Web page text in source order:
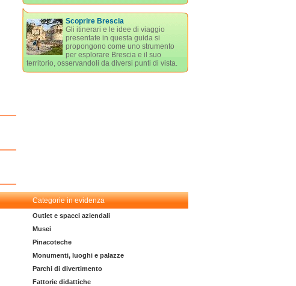
Scoprire Brescia
Gli itinerari e le idee di viaggio
presentate in questa guida si
propongono come uno strumento
per esplorare Brescia e il suo
territorio, osservandoli da diversi punti di vista.
Categorie in evidenza
Outlet e spacci aziendali
Musei
Pinacoteche
Monumenti, luoghi e palazze
Parchi di divertimento
Fattorie didattiche